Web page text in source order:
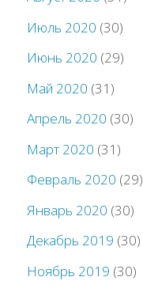
Июль 2020 (30)
Июнь 2020 (29)
Май 2020 (31)
Апрель 2020 (30)
Март 2020 (31)
Февраль 2020 (29)
Январь 2020 (30)
Декабрь 2019 (30)
Ноябрь 2019 (30)